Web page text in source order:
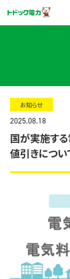
お知らせ
2025.08.18
国が実施す
値引きについ